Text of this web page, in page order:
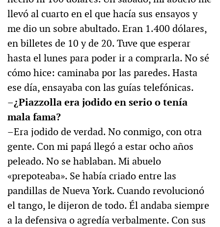
llevó al cuarto en el que hacía sus ensayos y
me dio un sobre abultado. Eran 1.400 dólares,
en billetes de 10 y de 20. Tuve que esperar
hasta el lunes para poder ir a comprarla. No sé
cómo hice: caminaba por las paredes. Hasta
ese día, ensayaba con las guías telefónicas.
–¿Piazzolla era jodido en serio o tenía
mala fama?
–Era jodido de verdad. No conmigo, con otra
gente. Con mi papá llegó a estar ocho años
peleado. No se hablaban. Mi abuelo
«prepoteaba». Se había criado entre las
pandillas de Nueva York. Cuando revolucionó
el tango, le dijeron de todo. Él andaba siempre
a la defensiva o agredía verbalmente. Con sus